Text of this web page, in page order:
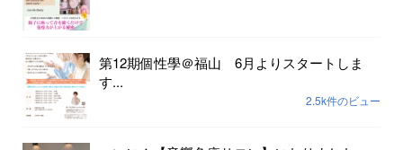
第12期個性學＠福山 6月よりスタートしま
す...
2.5k件のビュー